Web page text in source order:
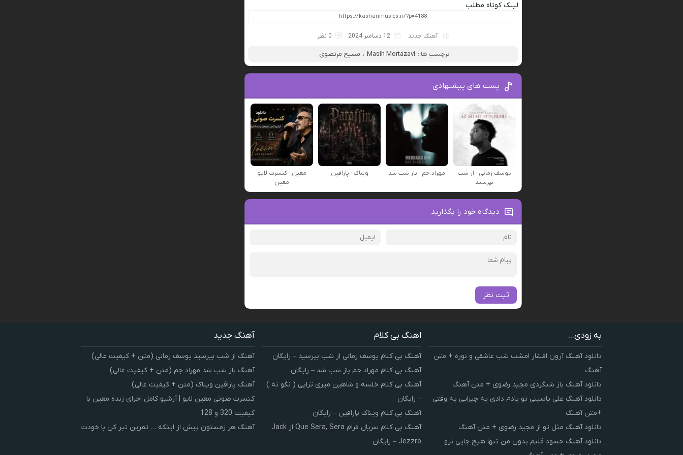
لینک کوتاه مطلب
آهنگ جدید 12 دسامبر 2024 0 نظر
برچسب ها : Masih Mortazavi ، مسیح مرتضوی
پست های پیشنهادی
یوسف زمانی - از شب
بپرسید
مهراد جم - باز شب شد ویناک - پارافین
معین - کنسرت لایو
معین
دیدگاه خود را بگذارید
ثبت نظر
به زودی...
دانلود آهنگ آرون افشار امشب شب عاشقی و نوره + متن
آهنگ
دانلود آهنگ باز شبگردی مجید رضوی + متن آهنگ
دانلود آهنگ علی یاسینی تو یادم دادی یه چیزایی یه وقتی
+متن آهنگ
دانلود آهنگ مثل تو از مجید رضوی + متن آهنگ
دانلود آهنگ حسود قلبم بدون من تنها هیچ جایی نرو
اهنگ بی کلام
آهنگ بی کلام یوسف زمانی از شب بپرسید – رایگان
آهنگ بی کلام مهراد جم باز شب شد – رایگان
آهنگ بی کلام خلسه و شاهین میری تراپی ( نگو نه )
– رایگان
آهنگ بی کلام ویناک پارافین – رایگان
آهنگ بی کلام سریال فرام Que Sera, Sera از Jack
Jezzro – رایگان
آهنگ جدید
آهنگ از شب بپرسید یوسف زمانی (متن + کیفیت عالی)
آهنگ باز شب شد مهراد جم (متن + کیفیت عالی)
آهنگ پارافین ویناک (متن + کیفیت عالی)
کنسرت صوتی معین لایو | آرشیو کامل اجرای زنده معین با
کیفیت 320 و 128
آهنگ هر زمستون پیش از اینکه … تمرین تبر کن با خودت